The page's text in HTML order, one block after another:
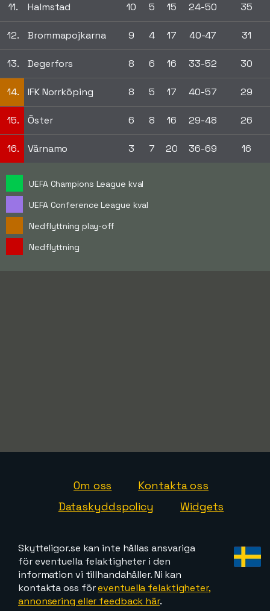
11. Halmstad 10 5 15 24-50 35
12. Brommapojkarna 9 4 17 40-47 31
13. Degerfors 8 6 16 33-52 30
14. IFK Norrköping 8 5 17 40-57 29
15. Öster 6 8 16 29-48 26
16. Värnamo 3 7 20 36-69 16
UEFA Champions League kval
UEFA Conference League kval
Nedflyttning play-off
Nedflyttning
Om oss
Kontakta oss
Dataskyddspolicy
Widgets
Skytteligor.se kan inte hållas ansvariga
för eventuella felaktigheter i den
information vi tillhandahåller. Ni kan
kontakta oss föreventuella felaktigheter,
annonsering eller feedback här.